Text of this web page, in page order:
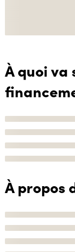
À quoi va
À propos